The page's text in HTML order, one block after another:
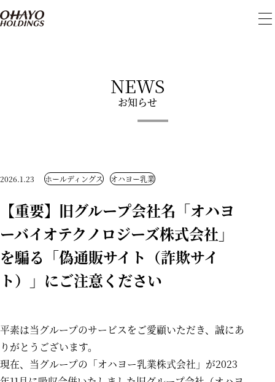
メ
NEWS
お知らせ
2026.1.23 ホールディングス オハヨー乳業
【重要】旧グループ会社名「オハヨ
ーバイオテクノロジーズ株式会社」
を騙る「偽通販サイト（詐欺サイ
ト）」にご注意ください
平素は当グループのサービスをご愛顧いただき、誠にあ
りがとうございます。
現在、当グループの「オハヨー乳業株式会社」が2023